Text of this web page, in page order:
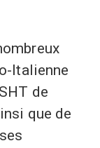
Italienne
de
que de